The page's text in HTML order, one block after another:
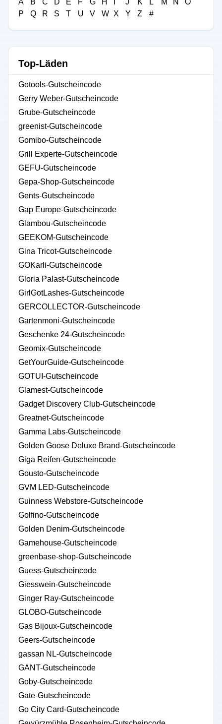
A B C D E F G H J K L M N
O
P
Q R S T U V W X Y Z #
Top-Läden
Gotools-Gutscheincode
Gerry Weber-Gutscheincode
Grube-Gutscheincode
greenist-Gutscheincode
Gomibo-Gutscheincode
Grill Experte-Gutscheincode
GEFU-Gutscheincode
Gepa-Shop-Gutscheincode
Gents-Gutscheincode
Gap Europe-Gutscheincode
Glambou-Gutscheincode
GEEKOM-Gutscheincode
Gina Tricot-Gutscheincode
GOKarli-Gutscheincode
Gloria Palast-Gutscheincode
GirlGotLashes-Gutscheincode
GERCOLLECTOR-Gutscheincode
Gartenmoni-Gutscheincode
Geschenke 24-Gutscheincode
Geomix-Gutscheincode
GetYourGuide-Gutscheincode
GOTUI-Gutscheincode
Glamest-Gutscheincode
Gadget Discovery Club-Gutscheincode
Greatnet-Gutscheincode
Gamma Labs-Gutscheincode
Golden Goose Deluxe Brand-Gutscheincode
Giga Reifen-Gutscheincode
Gousto-Gutscheincode
GVM LED-Gutscheincode
Guinness Webstore-Gutscheincode
Golfino-Gutscheincode
Golden Denim-Gutscheincode
Gamehouse-Gutscheincode
greenbase-shop-Gutscheincode
Guess-Gutscheincode
Giesswein-Gutscheincode
Ginger Ray-Gutscheincode
GLOBO-Gutscheincode
Gas Bijoux-Gutscheincode
Geers-Gutscheincode
gassan NL-Gutscheincode
GANT-Gutscheincode
Goby-Gutscheincode
Gate-Gutscheincode
Go City Card-Gutscheincode